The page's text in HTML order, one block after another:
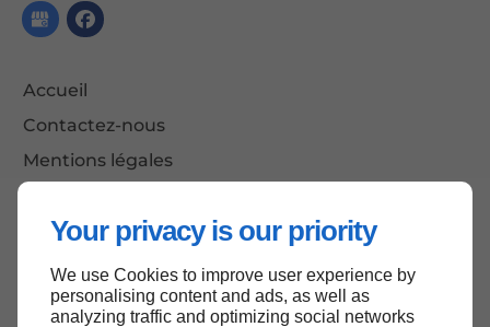
Your privacy is our priority
We use Cookies to improve user experience by
personalising content and ads, as well as
analyzing traffic and optimizing social networks
Accueil
Contactez-nous
Mentions légales
Haut de page